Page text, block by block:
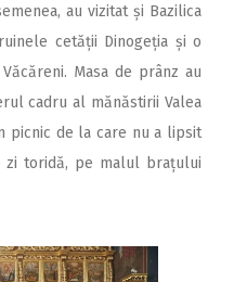
au vizitat și Bazilica
cetății Dinogeția și o
Masa de prânz au
cadru al mănăstirii Valea
picnic de la care nu a lipsit
zi toridă, pe malul brațului